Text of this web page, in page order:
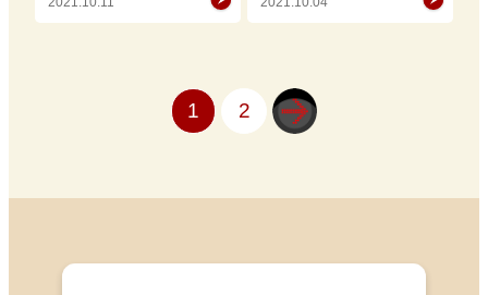
の歴史 バンダイ
は、輸出向けの鉄道模
1 2